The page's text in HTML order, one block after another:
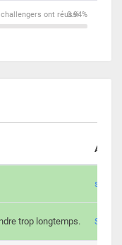
0.94%
ont réussi
Auteur
s3th
trop longtemps. Spl3en